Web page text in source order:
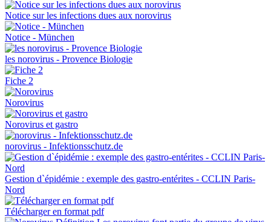
Notice sur les infections dues aux norovirus
Notice - München
les norovirus - Provence Biologie
Fiche 2
Norovirus
Norovirus et gastro
norovirus - Infektionsschutz.de
Gestion d`épidémie : exemple des gastro-entérites - CCLIN Paris-
Nord
Télécharger en format pdf